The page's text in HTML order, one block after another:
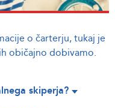
o čarterju, tukaj je
običajno dobivamo.
skiperja?